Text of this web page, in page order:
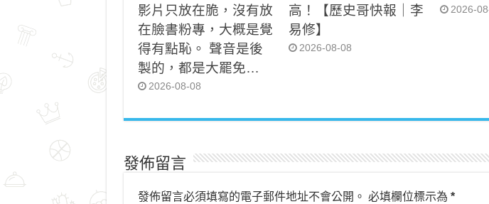
影片只放在脆，沒有放
在臉書粉專，大概是覺
得有點恥。 聲音是後
製的，都是大罷免…
2026-08-08
高！【歷史哥快報｜李
易修】
2026-08-08
2026-
發佈留言
發佈留言必須填寫的電子郵件地址不會公開。 必填欄位標示為 *